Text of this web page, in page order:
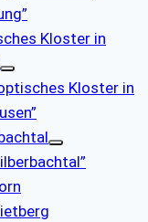
Kloster in
Kloster in